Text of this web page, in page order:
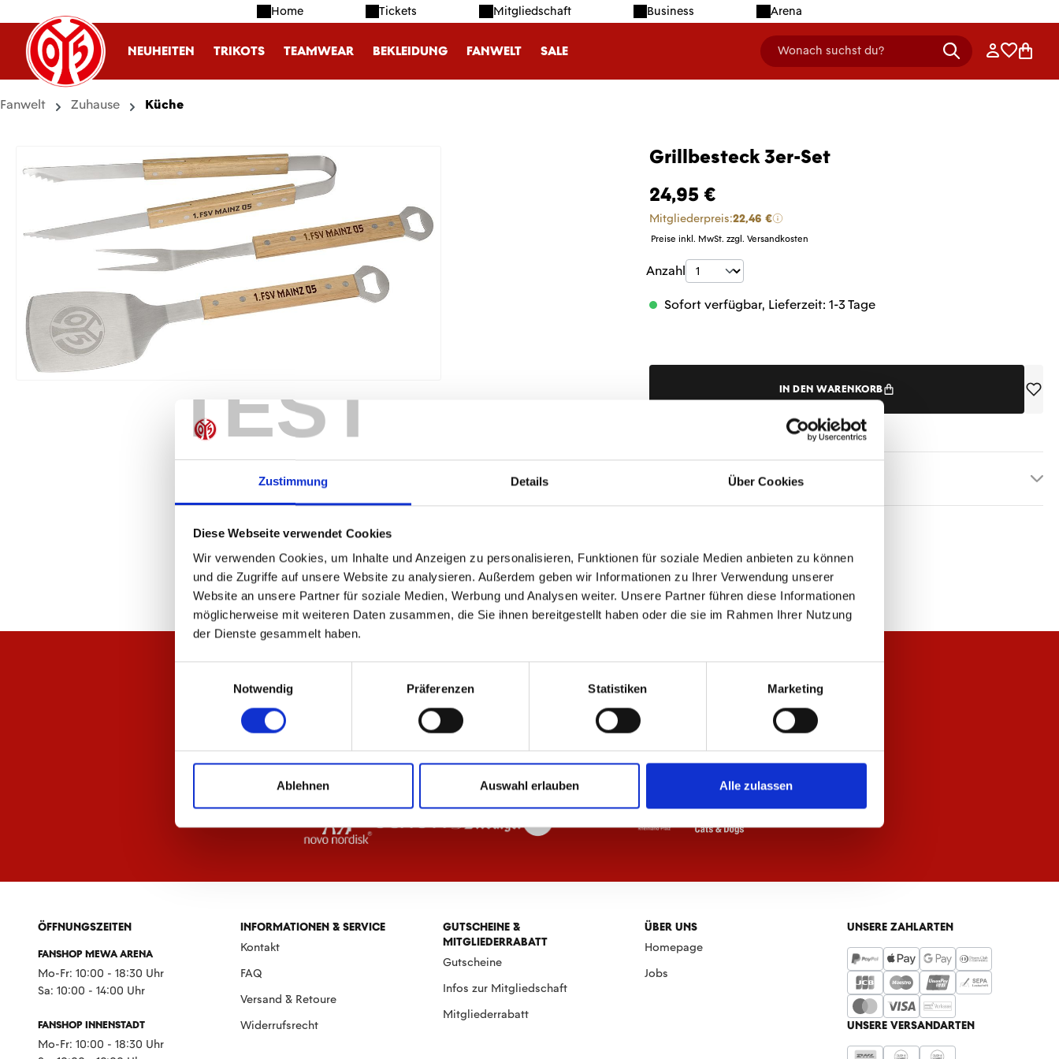
TEST
Zustimmung Details Über Cookies
Diese Webseite verwendet Cookies
Wir verwenden Cookies, um Inhalte und Anzeigen zu personalisieren, Funktionen für soziale Medien anbieten zu können
und die Zugriffe auf unsere Website zu analysieren. Außerdem geben wir Informationen zu Ihrer Verwendung unserer
Website an unsere Partner für soziale Medien, Werbung und Analysen weiter. Unsere Partner führen diese Informationen
möglicherweise mit weiteren Daten zusammen, die Sie ihnen bereitgestellt haben oder die sie im Rahmen Ihrer Nutzung
der Dienste gesammelt haben.
Notwendig
Präferenzen Statistiken Marketing
Ablehnen Auswahl erlauben Alle zulassen
Hauptinhalt springen
Zur Suche springen
Zur Hauptnavigation springen Home Tickets Mitgliedschaft Business Arena
NEUHEITEN TRIKOTS TEAMWEAR BEKLEIDUNG FANWELT SALE Wonach suchst du?
header.searchDescription Anmelden
Fanwelt Zuhause Küche
Grillbesteck 3er-Set
24,95 €
Mitgliederpreis:22,46 €
Preise inkl. MwSt. zzgl. Versandkosten
Produkt Anzahl: Gib den gewünschten Wert
Anzahl
Sofort verfügbar, Lieferzeit: 1-3 Tage
IN DEN WARENKORB
Produktdetails
ÖFFNUNGSZEITEN
FANSHOP MEWA ARENA
Mo-Fr: 10:00 - 18:30 Uhr
Sa: 10:00 - 14:00 Uhr
FANSHOP INNENSTADT
Mo-Fr: 10:00 - 18:30 Uhr
INFORMATIONEN & SERVICE
Kontakt
FAQ
Versand & Retoure
Widerrufsrecht
GUTSCHEINE &
MITGLIEDERRABATT
Gutscheine
Infos zur Mitgliedschaft
Mitgliederrabatt
ÜBER UNS
Homepage
Jobs
UNSERE ZAHLARTEN
UNSERE VERSANDARTEN